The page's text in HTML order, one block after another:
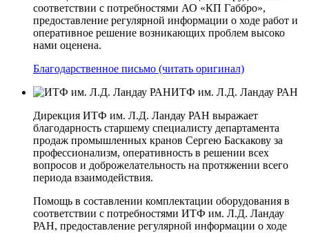
соответствии с потребностями АО «КП­ Габбро»,
предоставление регулярной информации о ходе работ и
оперативное решение возникающих проблем высоко
нами оценена.
Благодарственное письмо (читать оригинал)
ИТФ им. Л.Д. Ландау РАН
Дирекция ИТФ им. Л.Д. Ландау РАН выражает
благодарность старшему специалисту департамента
продаж промышленных кранов Сергею Баскакову за
профессионализм, оперативность в решении всех
вопросов и доброжелательность на протяжении всего
периода взаимодействия.
Помощь в составлении комплектации оборудования в
соответствии с потребностями ИТФ им. Л.Д. Ландау
РАН, предоставление регулярной информации о ходе